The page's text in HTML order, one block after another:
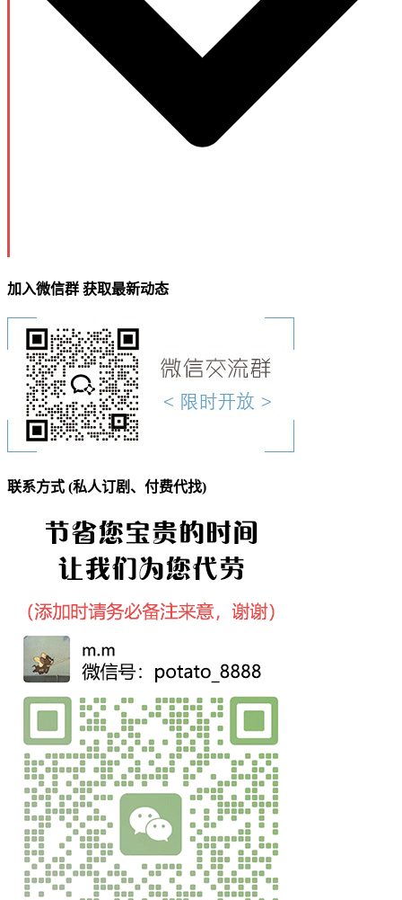
加入微信群 获取最新动态
联系方式 (私人订剧、付费代找)